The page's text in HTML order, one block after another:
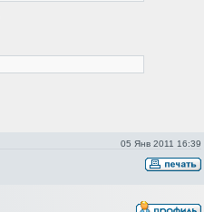
05 Янв 2011 16:39